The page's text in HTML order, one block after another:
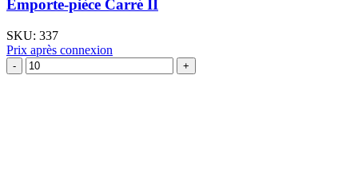
Emporte-pièce Carré II
SKU: 337
Prix après connexion